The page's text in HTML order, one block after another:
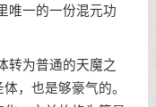
一的一份混元功
为普通的天魔之
，也是够豪气的。